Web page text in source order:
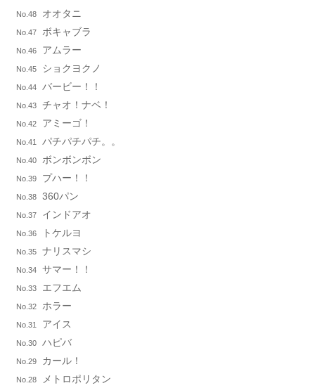
No.48 オオタニ
No.47 ボキャブラ
No.46 アムラー
No.45 ショクヨクノ
No.44 バービー！！
No.43 チャオ！ナベ！
No.42 アミーゴ！
No.41 パチパチパチ。。
No.40 ボンボンボン
No.39 プハー！！
No.38 360パン
No.37 インドアオ
No.36 トケルヨ
No.35 ナリスマシ
No.34 サマー！！
No.33 エフエム
No.32 ホラー
No.31 アイス
No.30 ハピバ
No.29 カール！
No.28 メトロポリタン